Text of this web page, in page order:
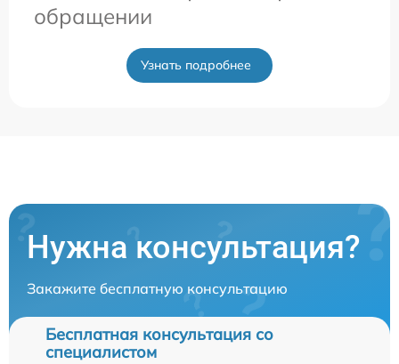
обращении
Узнать подробнее
Нужна консультация?
Закажите бесплатную консультацию
Бесплатная консультация со
специалистом